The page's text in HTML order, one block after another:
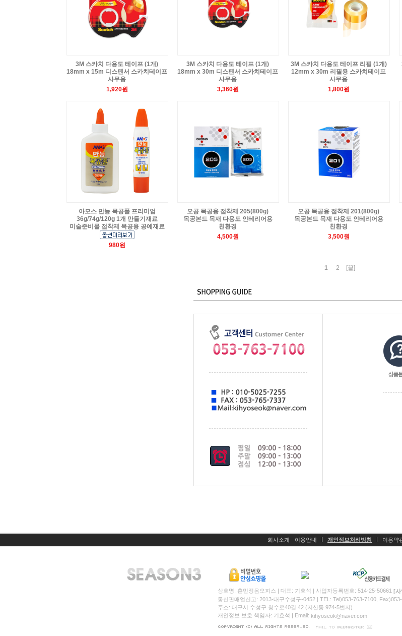
3M 스카치 다용도 테이프 (1개)
18mm x 15m 디스펜서 스카치테이프
사무용
1,920원
3M 스카치 다용도 테이프 (1개)
18mm x 30m 디스펜서 스카치테이프
사무용
3,360원
3M 스카치 다용도 테이프 리필 (1개)
12mm x 30m 리필용 스카치테이프
사무용
1,800원
아모스 만능 목공풀 프리미엄
36g/74g/120g 1개 만들기재료
미술준비물 접착제 목공용 공예재료
980원
오공 목공용 접착제 205(800g)
목공본드 목재 다용도 인테리어용
친환경
4,500원
오공 목공용 접착제 201(800g)
목공본드 목재 다용도 인테리어용
친환경
3,500원
1 2 [끝]
회사소개 이용안내 개인정보처리방침 이용약
상호명: 훈민정음오피스 | 대표: 기효석 | 사업자등록번호: 514-25-50661 [사
통신판매업신고: 2013-대구수성구-0452 | TEL: Tel)053-763-7100,
주소: 대구시 수성구 청수로40길 42 (지산동 974-5번지)
개인정보 보호 책임자: 기효석 | Email: kihyoseok@naver.com